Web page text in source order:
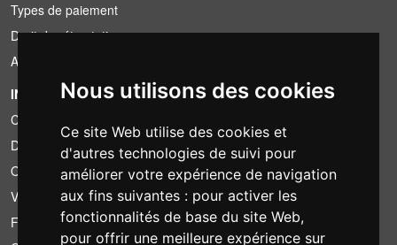
Nous utilisons des cookies
Ce site Web utilise des cookies et
d'autres technologies de suivi pour
améliorer votre expérience de navigation
aux fins suivantes : pour activer les
fonctionnalités de base du site Web,
pour offrir une meilleure expérience sur
Types de paiement
Droit de rétractation
Application de la TVA
INFORMATION
Conditions de location
Devis
Offre groupée
Vous avez trouvé moins cher?
Financement